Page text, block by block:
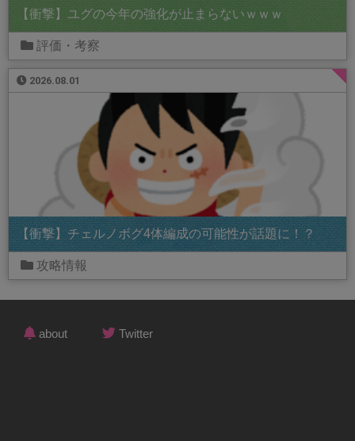
【衝撃】ユグの今年の強化が止まらないｗｗｗ
評価・考察
2026.08.01
【衝撃】チェルノボグ4体編成の可能性が話題に！？
攻略情報
about Twitter